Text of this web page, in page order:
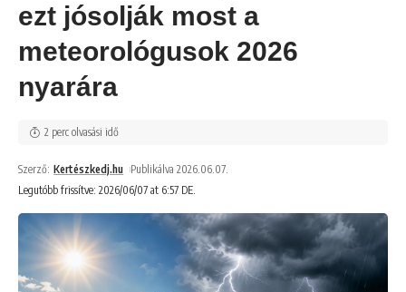
ezt jósolják most a
meteorológusok 2026
nyarára
Legutóbb frissítve: 2026/06/07 at 6:57 DE.
Szerző: Kertészkedj.hu Publikálva 2026.06.07.
2 perc olvasási idő